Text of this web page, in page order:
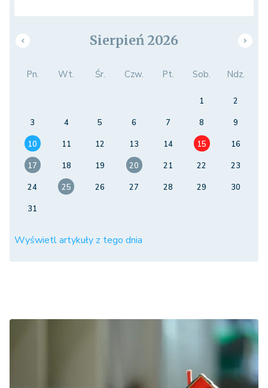
Sierpień 2026
Pn. Wt. Śr. Czw. Pt. Sob. Ndz.
1
2
3
4 5 6 7 8
9
10
11 12 13 14 15
16
17
18 19 20 21 22
23
24
25 26 27 28 29
30
31
Wyświetl artykuły z tego dnia